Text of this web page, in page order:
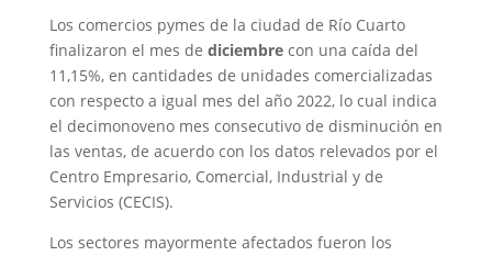
Los comercios pymes de la ciudad de Río Cuarto
finalizaron el mes de diciembre con una caída del
11,15%, en cantidades de unidades comercializadas
con respecto a igual mes del año 2022, lo cual indica
el decimonoveno mes consecutivo de disminución en
las ventas, de acuerdo con los datos relevados por el
Centro Empresario, Comercial, Industrial y de
Servicios (CECIS).
Los sectores mayormente afectados fueron los